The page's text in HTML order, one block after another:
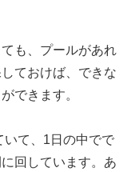
も、プールがあれ
ておけば、できな
できます。
いて、1日の中でで
回しています。あ